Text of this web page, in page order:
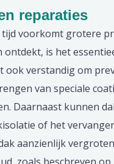
reparaties
voorkomt grotere
is het
ook verstandig om
van speciale
Daarnaast kunnen
of het
aanzienlijk